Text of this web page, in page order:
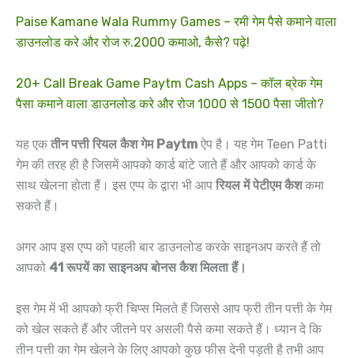
Paise Kamane Wala Rummy Games – रमी गेम पैसे कमाने वाला
डाउनलोड करे और रोज रु.2000 कमाओ, कैसे? पढ़े!
20+ Call Break Game Paytm Cash Apps – कॉल ब्रेक गेम
पैसा कमाने वाला डाउनलोड करे और रोज 1000 से 1500 पैसा जीतो?
यह एक तीन पत्ती रियल कैश गेम Paytm ऐप है। यह गेम Teen Patti
गेम की तरह ही है जिसमें आपको कार्ड बांटे जाते हैं और आपको कार्ड के
साथ खेलना होता हैं। इस एप्प के द्वारा भी आप रियल में पेटीएम कैशकमा
सकते हैं।
अगर आप इस एप्प को पहली बार डाउनलोड करके साइनअप करते हैं तो
आपको 41 रूपयें का साइनअप बोनस कैश मिलता हैं।
इस गेम में भी आपको फ्री चिप्स मिलते हैं जिससे आप फ्री तीन पत्ती के गेम
को खेल सकते हैं और जीतने पर असली पैसे कमा सकते हैं। ध्यान दे कि
तीन पत्ती का गेम खेलने के लिए आपको कुछ फीस देनी पड़ती है तभी आप